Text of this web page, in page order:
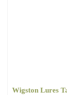
Wigston Lures